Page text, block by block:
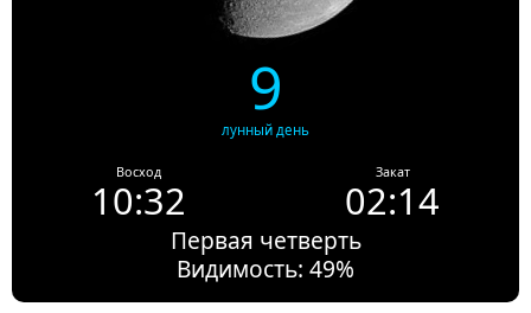
9
лунный день
Восход
10:32
Закат
02:14
Первая четверть
Видимость: 49%